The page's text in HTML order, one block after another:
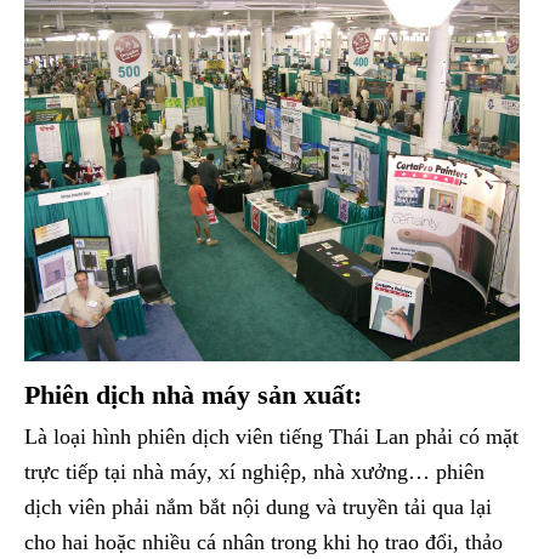
Phiên dịch nhà máy sản xuất:
Là loại hình phiên dịch viên tiếng Thái Lan phải có mặt
trực tiếp tại nhà máy, xí nghiệp, nhà xưởng… phiên
dịch viên phải nắm bắt nội dung và truyền tải qua lại
cho hai hoặc nhiều cá nhân trong khi họ trao đổi, thảo